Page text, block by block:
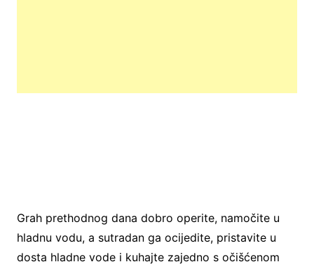
Grah prethodnog dana dobro operite, namočite u
hladnu vodu, a sutradan ga ocijedite, pristavite u
dosta hladne vode i kuhajte zajedno s očišćenom